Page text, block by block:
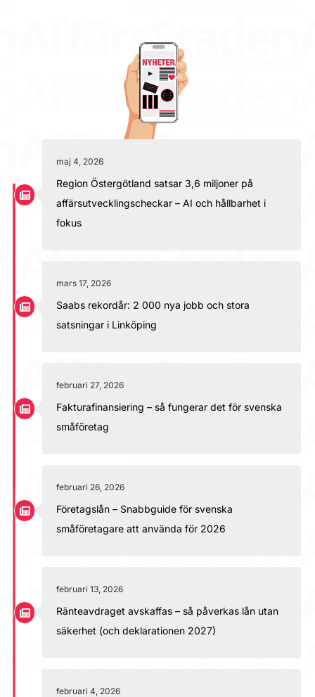
maj 4, 2026
Region Östergötland satsar 3,6 miljoner på
affärsutvecklingscheckar – AI och hållbarhet i
fokus
mars 17, 2026
Saabs rekordår: 2 000 nya jobb och stora
satsningar i Linköping
februari 27, 2026
Fakturafinansiering – så fungerar det för svenska
småföretag
februari 26, 2026
Företagslån – Snabbguide för svenska
småföretagare att använda för 2026
februari 13, 2026
Ränteavdraget avskaffas – så påverkas lån utan
säkerhet (och deklarationen 2027)
februari 4, 2026